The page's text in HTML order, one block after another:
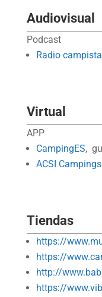
Audiovisual
Podcast
Radio campista
Virtual
APP
CampingES,
ACSI
Tiendas
https://
https://
http://
https://